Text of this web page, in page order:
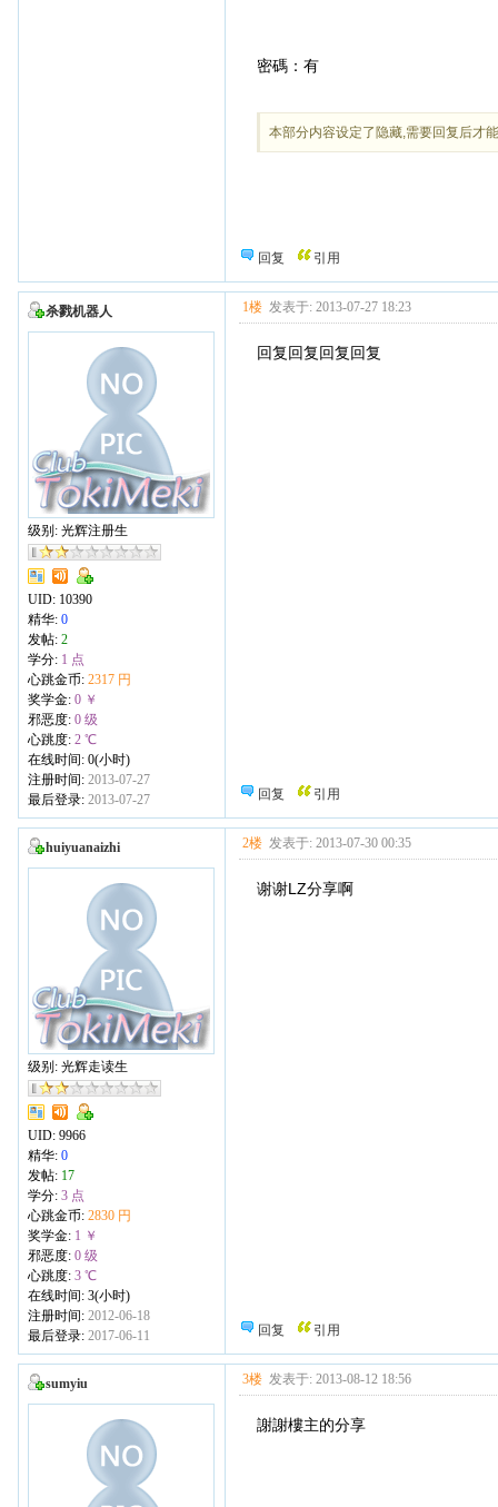
密碼：有
本部分内容设定了隐藏,需要回复后才
回复 引用
杀戮机器人
级别: 光辉注册生
UID: 10390
精华: 0
发帖: 2
学分: 1 点
心跳金币: 2317 円
奖学金: 0 ￥
邪恶度: 0 级
心跳度: 2 ℃
在线时间: 0(小时)
注册时间: 2013-07-27
最后登录: 2013-07-27
1楼 发表于: 2013-07-27 18:23
回复回复回复回复
回复 引用
huiyuanaizhi
级别: 光辉走读生
UID: 9966
精华: 0
发帖: 17
学分: 3 点
心跳金币: 2830 円
奖学金: 1 ￥
邪恶度: 0 级
心跳度: 3 ℃
在线时间: 3(小时)
注册时间: 2012-06-18
最后登录: 2017-06-11
2楼 发表于: 2013-07-30 00:35
谢谢LZ分享啊
回复 引用
sumyiu 3楼 发表于: 2013-08-12 18:56
謝謝樓主的分享